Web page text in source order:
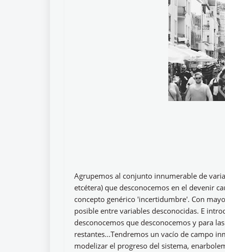
Agrupemos al conjunto innumerable de
etcétera) que desconocemos en el devenir
concepto genérico 'incertidumbre'. Con
posible entre variables desconocidas. E
desconocemos que desconocemos y para
restantes...Tendremos un vacío de campo
modelizar el progreso del sistema,